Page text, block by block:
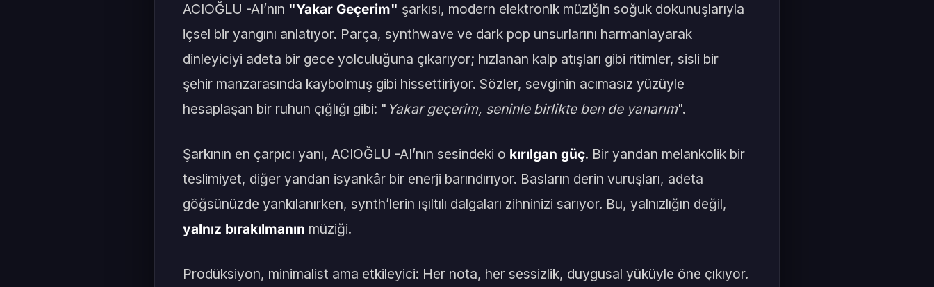
ACIOĞLU -AI’nın "Yakar Geçerim" şarkısı, modern elektronik müziğin soğuk dokunuşlarıyla
içsel bir yangını anlatıyor. Parça, synthwave ve dark pop unsurlarını harmanlayarak
dinleyiciyi adeta bir gece yolculuğuna çıkarıyor; hızlanan kalp atışları gibi ritimler, sisli bir
şehir manzarasında kaybolmuş gibi hissettiriyor. Sözler, sevginin acımasız yüzüyle
hesaplaşan bir ruhun çığlığı gibi: " Yakar geçerim, seninle birlikte ben de yanarım".
Şarkının en çarpıcı yanı, ACIOĞLU -AI’nın sesindeki o kırılgan güç. Bir yandan melankolik bir
teslimiyet, diğer yandan isyankâr bir enerji barındırıyor. Basların derin vuruşları, adeta
göğsünüzde yankılanırken, synth’lerin ışıltılı dalgaları zihninizi sarıyor. Bu, yalnızlığın değil,
yalnız bırakılmanın müziği.
Prodüksiyon, minimalist ama etkileyici: Her nota, her sessizlik, duygusal yüküyle öne çıkıyor.